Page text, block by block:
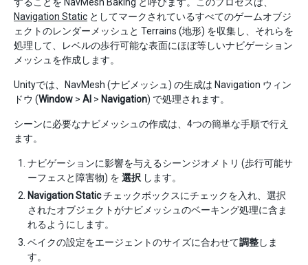
Navigation Static としてマークされているすべてのゲームオブジ
ェクトのレンダーメッシュと Terrains (地形) を収集し、それらを
処理して、レベルの歩行可能な表面にほぼ等しいナビゲーション
メッシュを作成します。
Unityでは、NavMesh (ナビメッシュ) の生成は Navigation ウィン
ドウ (Window > AI > Navigation) で処理されます。
シーンに必要なナビメッシュの作成は、4つの簡単な手順で行え
ます。
ナビゲーションに影響を与えるシーンジオメトリ (歩行可能サ
ーフェスと障害物) を 選択 します。
Navigation Staticチェックボックスにチェックを入れ、選択
されたオブジェクトがナビメッシュのベーキング処理に含ま
れるようにします。
ベイクの設定をエージェントのサイズに合わせて調整しま
す。